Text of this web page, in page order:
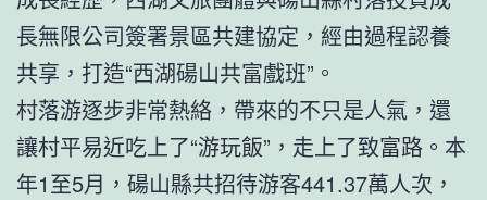
長無限公司簽署景區共建協定，經由過程認養
共享，打造“西湖碭山共富戲班”。
村落游逐步非常熱絡，帶來的不只是人氣，還
讓村平易近吃上了“游玩飯”，走上了致富路。本
年1至5月，碭山縣共招待游客441.37萬人次，